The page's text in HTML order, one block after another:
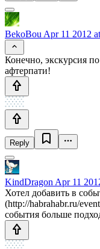
BekoBou Apr 11 2012
Конечно, экскурсия
афтерпати!
Reply
KindDragon Apr 11
Хотел добавить в
(http://habrahabr.ru/
события больше